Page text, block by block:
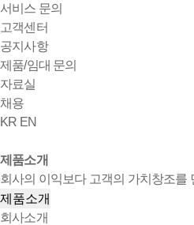
서비스 문의
고객센터
공지사항
제품/임대 문의
자료실
채용
KR EN
제품소개
회사의 이익보다 고객의 가치창조를
제품소개
회사소개